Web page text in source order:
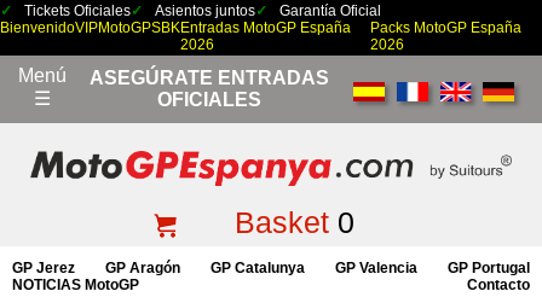
Tickets Oficiales Asientos juntos
Garantía Oficial
BienvenidoVIPMotoGPSBKEntradas MotoGP España
2026
Packs MotoGP España
2026
Menú
☰
ASEGÚRATE ENTRADAS
OFICIALES
Basket0
GP Jerez GP Aragón GP Catalunya GP Valencia
GP Portugal
NOTICIAS MotoGP
Contacto